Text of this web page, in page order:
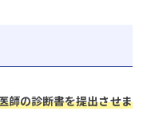
師の診断書を提出させま